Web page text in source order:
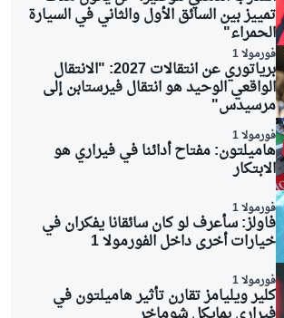
تمييز بين السائق الأول والثاني في السيارة
الحمراء"
فورمولا 1
برياتوري عن انتقالات 2027: "الانتقال
الواقعي الوحيد هو انتقال فيرستابن إلى
مرسيدس"
فورمولا 1
هاميلتون: مفتاح أدائنا في فيراري هو
الابتكار
فورمولا 1
فاولز: سأعرف لو كان سائقانا يفكران في
خيارات أخرى داخل الفورمولا 1
فورمولا 1
كلير ويليامز تقارن تأثير هاميلتون في